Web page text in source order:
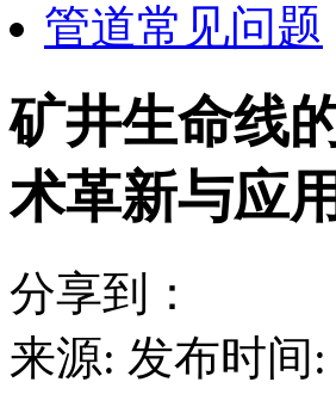
管道常见问题
矿井生命线
术革新与应
分享到：
来源: 发布时间: